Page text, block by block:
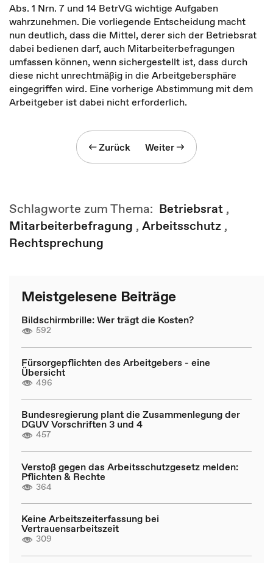
Abs. 1 Nrn. 7 und 14 BetrVG wichtige Aufgaben
wahrzunehmen. Die vorliegende Entscheidung macht
nun deutlich, dass die Mittel, derer sich der Betriebsrat
dabei bedienen darf, auch Mitarbeiterbefragungen
umfassen können, wenn sichergestellt ist, dass durch
diese nicht unrechtmäßig in die Arbeitgebersphäre
eingegriffen wird. Eine vorherige Abstimmung mit dem
Arbeitgeber ist dabei nicht erforderlich.
Zurück Weiter
Schlagworte zum Thema: Betriebsrat ,
Mitarbeiterbefragung , Arbeitsschutz ,
Rechtsprechung
Meistgelesene Beiträge
Bildschirmbrille: Wer trägt die Kosten?
592
Fürsorgepflichten des Arbeitgebers - eine
Übersicht
496
Bundesregierung plant die Zusammenlegung der
DGUV Vorschriften 3 und 4
457
Verstoß gegen das Arbeitsschutzgesetz melden:
Pflichten & Rechte
364
Keine Arbeitszeiterfassung bei
Vertrauensarbeitszeit
309